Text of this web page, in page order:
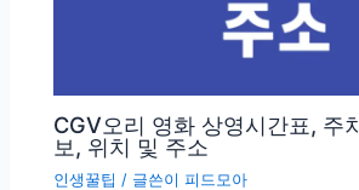
CGV오리 영화 상영시간표, 주
보, 위치 및 주소
인생꿀팁 / 글쓴이피드모아